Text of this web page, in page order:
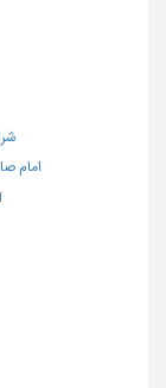
امام